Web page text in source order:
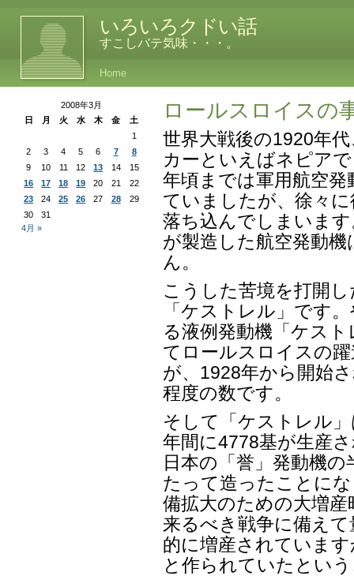
いろいろクドい話
すこしバテ気味・・・。
Home
ロールスロイスの
世界大戦後の1920年
カーといえばネピア
年頃までは軍用航空
ていましたが、徐々
落ち込んでしまいま
が製造した航空発動
ん。
こうした苦境を打開
「ケストレル」です
る液例発動機「ケス
てロールスロイスの
が、1928年から開始
程度の数です。
そして「ケストレル
年間に4778基が生産
日本の「誉」発動機
たって造ったことに
備拡大のための大増
来るべき戦争に備え
的に増産されていま
と作られていたとい
2008年3月
日
月 火 水 木 金
土
1
2
3 4 5 6 7
8
9
10 11 12 13 14
15
16
17 18 19 20 21
22
23
24 25 26 27 28
29
30
31
4月 »